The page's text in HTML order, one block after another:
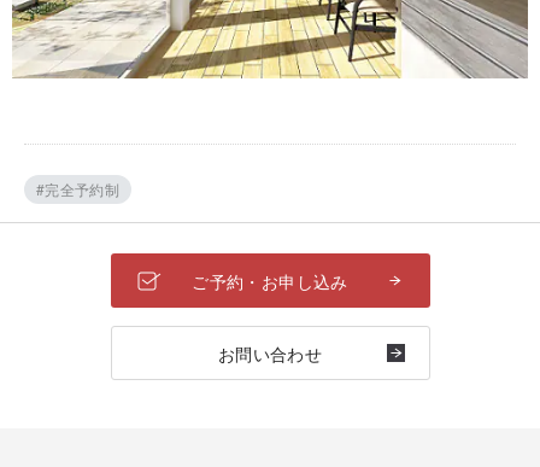
#完全予約制
ご予約・お申し込み
お問い合わせ